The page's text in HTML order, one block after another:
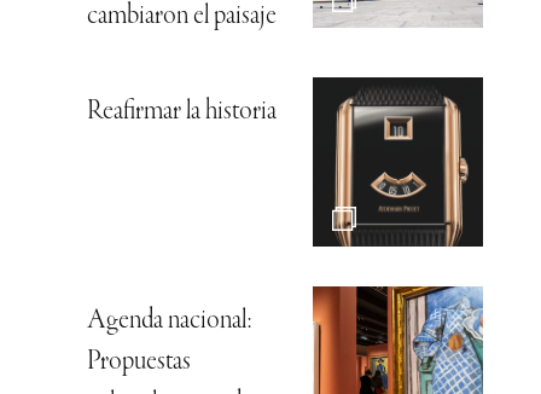
cambiaron el paisaje
Reafirmar la historia
Agenda nacional:
Propuestas